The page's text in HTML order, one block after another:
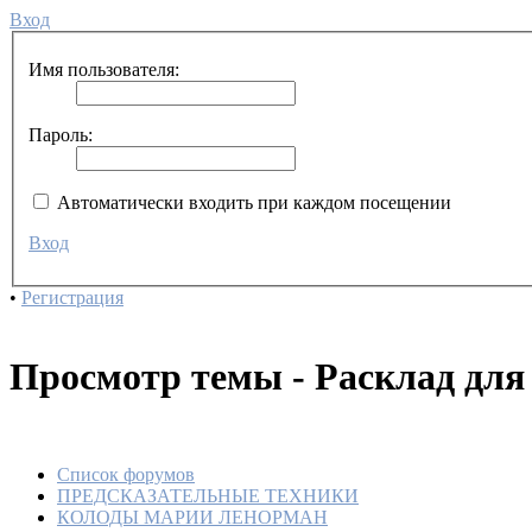
Вход
Имя пользователя:
Пароль:
Автоматически входить при каждом посещении
Вход
• Регистрация
Просмотр темы - Расклад
Список форумов
ПРЕДСКАЗАТЕЛЬНЫЕ ТЕХНИКИ
КОЛОДЫ МАРИИ ЛЕНОРМАН